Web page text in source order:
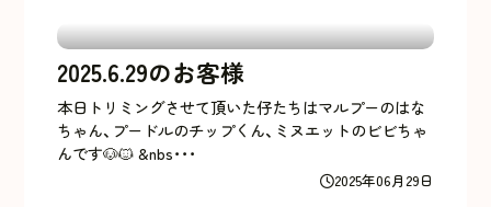
2025.6.29のお客様
2025年06月29日
本日トリミングさせて頂いた仔たちはマルプーのはな
ちゃん、プードルのチップくん、ミヌエットのビビちゃ
んです🐶🐱 &nbs･･･